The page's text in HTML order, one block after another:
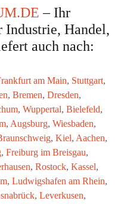
– Ihr
Handel,
auch nach:
am Main, Stuttgart,
, Bremen, Dresden,
, Wuppertal, Bielefeld,
, Augsburg, Wiesbaden,
, Kiel, Aachen,
, Freiburg im Breisgau,
, Rostock, Kassel,
, Ludwigshafen am Rhein,
, Leverkusen,